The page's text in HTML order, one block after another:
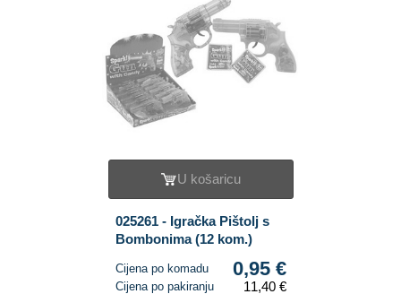
U košaricu
025261 - Igračka Pištolj s
Bombonima (12 kom.)
Cijena po komadu 0,95 €
Cijena po pakiranju 11,40 €